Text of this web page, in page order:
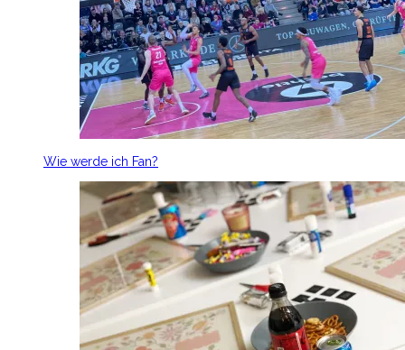
Wie werde ich Fan?